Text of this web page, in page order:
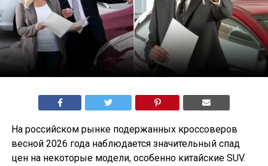
На российском рынке подержанных кроссоверов
весной 2026 года наблюдается значительный спад
цен на некоторые модели, особенно китайские SUV.